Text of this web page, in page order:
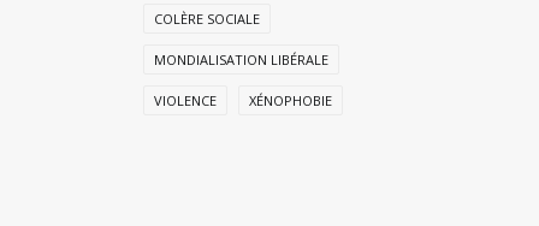
COLÈRE SOCIALE
MONDIALISATION LIBÉRALE
VIOLENCE XÉNOPHOBIE